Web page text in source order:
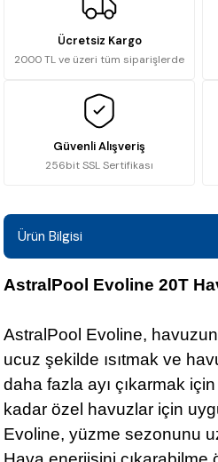
Ücretsiz Kargo
2000 TL ve üzeri tüm siparişlerde
Güvenli Alışveriş
256bit SSL Sertifikası
Ürün Bilgisi
AstralPool Evoline 20T
AstralPool Evoline,
ucuz şekilde ısıtmak ve
daha fazla ayı çıkarmak
kadar özel havuzlar için
Evoline, yüzme sezonunu